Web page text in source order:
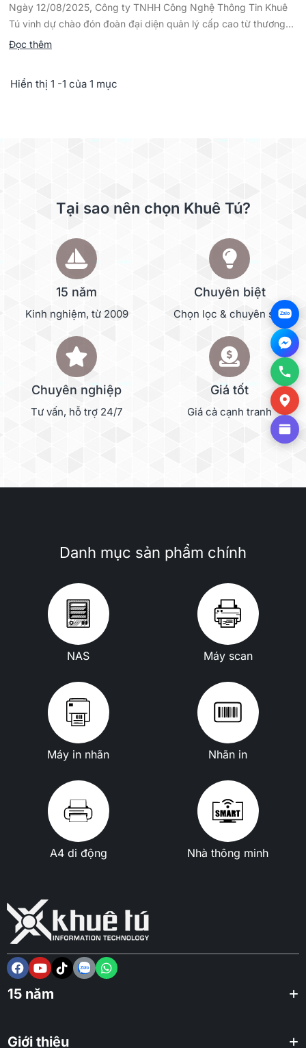
Ngày 12/08/2025, Công ty TNHH Công Nghệ Thông Tin Khuê
Tú vinh dự chào đón đoàn đại diện quản lý cấp cao từ thương...
Đọc thêm
Hiển thị 1 -1 của 1 mục
Tại sao nên chọn Khuê Tú?
15 năm
Kinh nghiệm, từ 2009
Chuyên biệt
Chọn lọc & chuyên sâu
Chuyên nghiệp
Tư vấn, hỗ trợ 24/7
Giá tốt
Giá cả cạnh tranh
Danh mục sản phẩm chính
NAS Máy scan
Máy in nhãn Nhãn in
A4 di động Nhà thông minh
15 năm
Giới thiệu
Zalo